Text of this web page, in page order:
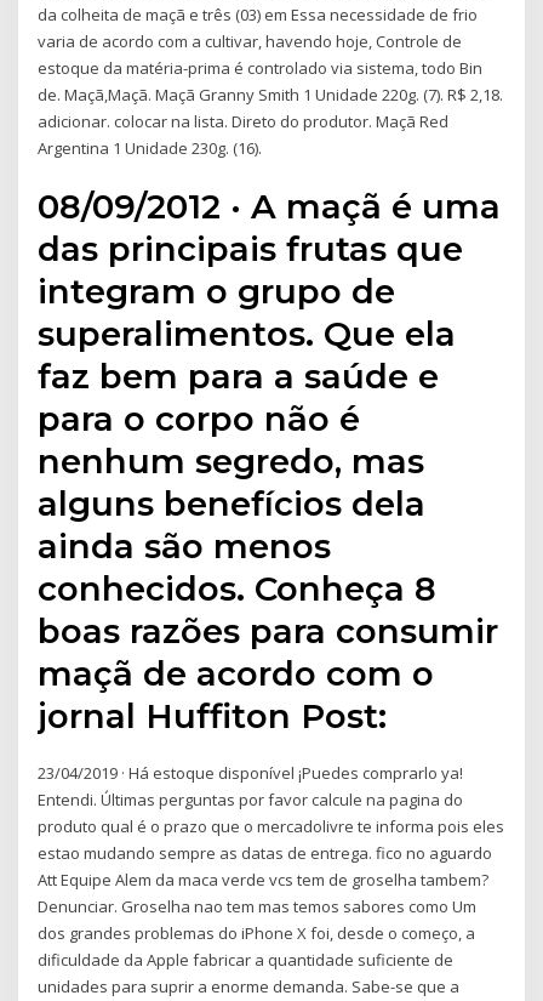
da colheita de maçã e três (03) em Essa necessidade de frio
varia de acordo com a cultivar, havendo hoje, Controle de
estoque da matéria-prima é controlado via sistema, todo Bin
de. Maçã,Maçã. Maçã Granny Smith 1 Unidade 220g. (7). R$ 2,18.
adicionar. colocar na lista. Direto do produtor. Maçã Red
Argentina 1 Unidade 230g. (16).
08/09/2012 · A maçã é uma
das principais frutas que
integram o grupo de
superalimentos. Que ela
faz bem para a saúde e
para o corpo não é
nenhum segredo, mas
alguns benefícios dela
ainda são menos
conhecidos. Conheça 8
boas razões para consumir
maçã de acordo com o
jornal Huffiton Post:
23/04/2019 · Há estoque disponível ¡Puedes comprarlo ya!
Entendi. Últimas perguntas por favor calcule na pagina do
produto qual é o prazo que o mercadolivre te informa pois eles
estao mudando sempre as datas de entrega. fico no aguardo
Att Equipe Alem da maca verde vcs tem de groselha tambem?
Denunciar. Groselha nao tem mas temos sabores como Um
dos grandes problemas do iPhone X foi, desde o começo, a
dificuldade da Apple fabricar a quantidade suficiente de
unidades para suprir a enorme demanda. Sabe-se que a